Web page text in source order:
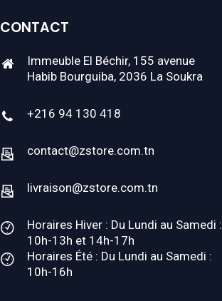
CONTACT
Immeuble El Béchir, 155 avenue
Habib Bourguiba, 2036 La Soukra
+216 94 130 418
contact@zstore.com.tn
livraison@zstore.com.tn
Horaires Hiver : Du Lundi au Samedi :
10h-13h et 14h-17h
Horaires Été : Du Lundi au Samedi :
10h-16h